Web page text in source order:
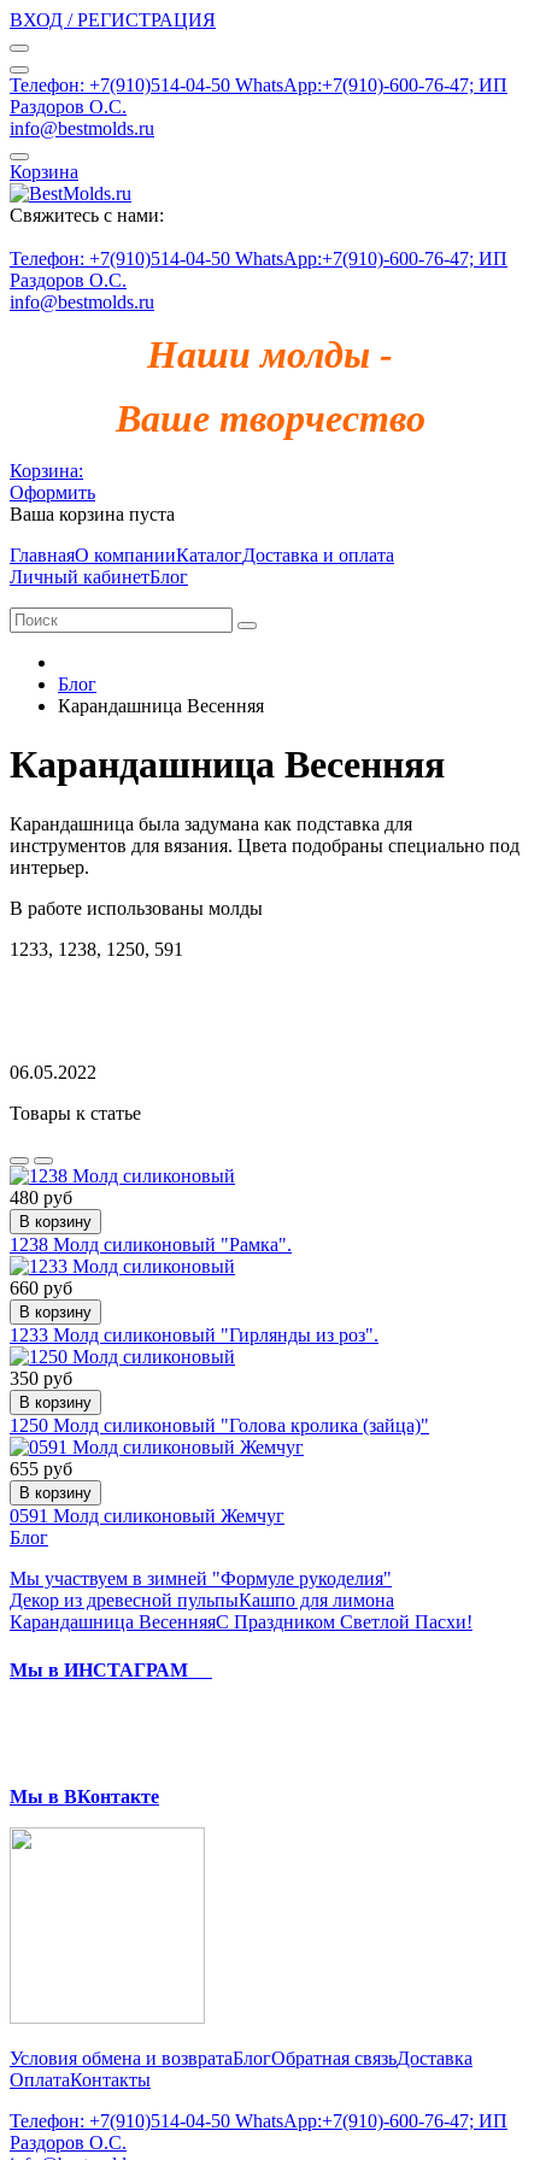
ВХОД / РЕГИСТРАЦИЯ
Телефон: +7(910)514-04-50 WhatsApp:+7(910)-600-76-47; ИП
Раздоров О.С.
info@bestmolds.ru
Корзина
Свяжитесь с нами:
Телефон: +7(910)514-04-50 WhatsApp:+7(910)-600-76-47; ИП
Раздоров О.С.
info@bestmolds.ru
Наши молды -
Ваше творчество
Корзина:
Оформить
Ваша корзина пуста
ГлавнаяО компанииКаталогДоставка и оплата
Личный кабинетБлог
Блог
Карандашница Весенняя
Карандашница Весенняя
Карандашница была задумана как подставка для
инструментов для вязания. Цвета подобраны специально под
интерьер.
В работе использованы молды
1233, 1238, 1250, 591
06.05.2022
Товары к статье
480 руб
В корзину
1238 Молд силиконовый "Рамка".
660 руб
В корзину
1233 Молд силиконовый "Гирлянды из роз".
350 руб
В корзину
1250 Молд силиконовый "Голова кролика (зайца)"
655 руб
В корзину
0591 Молд силиконовый Жемчуг
Блог
Мы участвуем в зимней "Формуле рукоделия"
Декор из древесной пульпыКашпо для лимона
Карандашница ВесенняяС Праздником Светлой Пасхи!
Мы в ИНСТАГРАМ
Мы в ВКонтакте
Условия обмена и возвратаБлогОбратная связьДоставка
ОплатаКонтакты
Телефон: +7(910)514-04-50 WhatsApp:+7(910)-600-76-47; ИП
Раздоров О.С.